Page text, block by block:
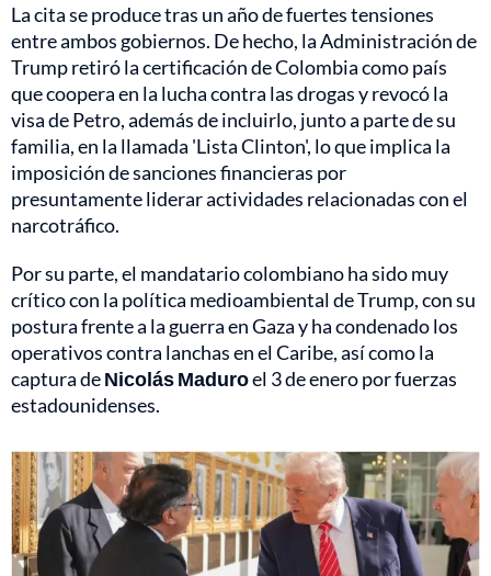
La cita se produce tras un año de fuertes tensiones
entre ambos gobiernos. De hecho, la Administración de
Trump retiró la certificación de Colombia como país
que coopera en la lucha contra las drogas y revocó la
visa de Petro, además de incluirlo, junto a parte de su
familia, en la llamada 'Lista Clinton', lo que implica la
imposición de sanciones financieras por
presuntamente liderar actividades relacionadas con el
narcotráfico.
Por su parte, el mandatario colombiano ha sido muy
crítico con la política medioambiental de Trump, con su
postura frente a la guerra en Gaza y ha condenado los
operativos contra lanchas en el Caribe, así como la
captura deNicolás Maduroel 3 de enero por fuerzas
estadounidenses.